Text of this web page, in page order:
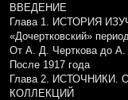
ВВЕДЕНИЕ
Глава 1. ИСТОРИЯ
«Дочертковский» период
От А. Д. Черткова до
После 1917 года
Глава 2.
КОЛЛЕКЦИЙ